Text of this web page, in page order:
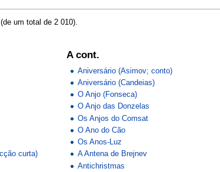
um total de 2 010).
curta)
A cont.
Aniversário (Asimov; conto)
Aniversário (Candeias)
O Anjo (Fonseca)
O Anjo das Donzelas
Os Anjos do Comsat
O Ano do Cão
Os Anos-Luz
A Antena de Brejnev
Antichristmas